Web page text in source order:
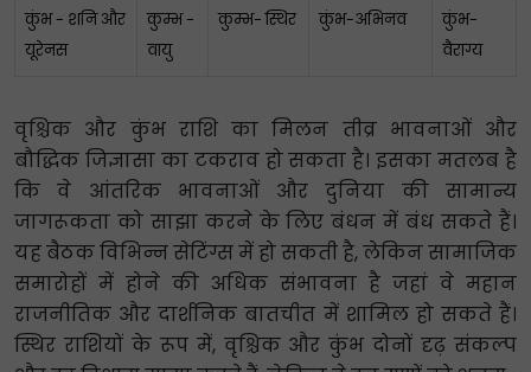
कुंभ - शनि और
यूरेनस
कुम्भ -
वायु
कुम्भ- स्थिर कुंभ-अभिनव
कुंभ-
वैराग्य
वृश्चिक और कुंभ राशि का मिलन तीव्र भावनाओं और
बौद्धिक जिज्ञासा का टकराव हो सकता है। इसका मतलब है
कि वे आंतरिक भावनाओं और दुनिया की सामान्य
जागरूकता को साझा करने के लिए बंधन में बंध सकते हैं।
यह बैठक विभिन्न सेटिंग्स में हो सकती है, लेकिन सामाजिक
समारोहों में होने की अधिक संभावना है जहां वे महान
राजनीतिक और दार्शनिक बातचीत में शामिल हो सकते हैं।
स्थिर राशियों के रूप में, वृश्चिक और कुंभ दोनों दृढ़ संकल्प